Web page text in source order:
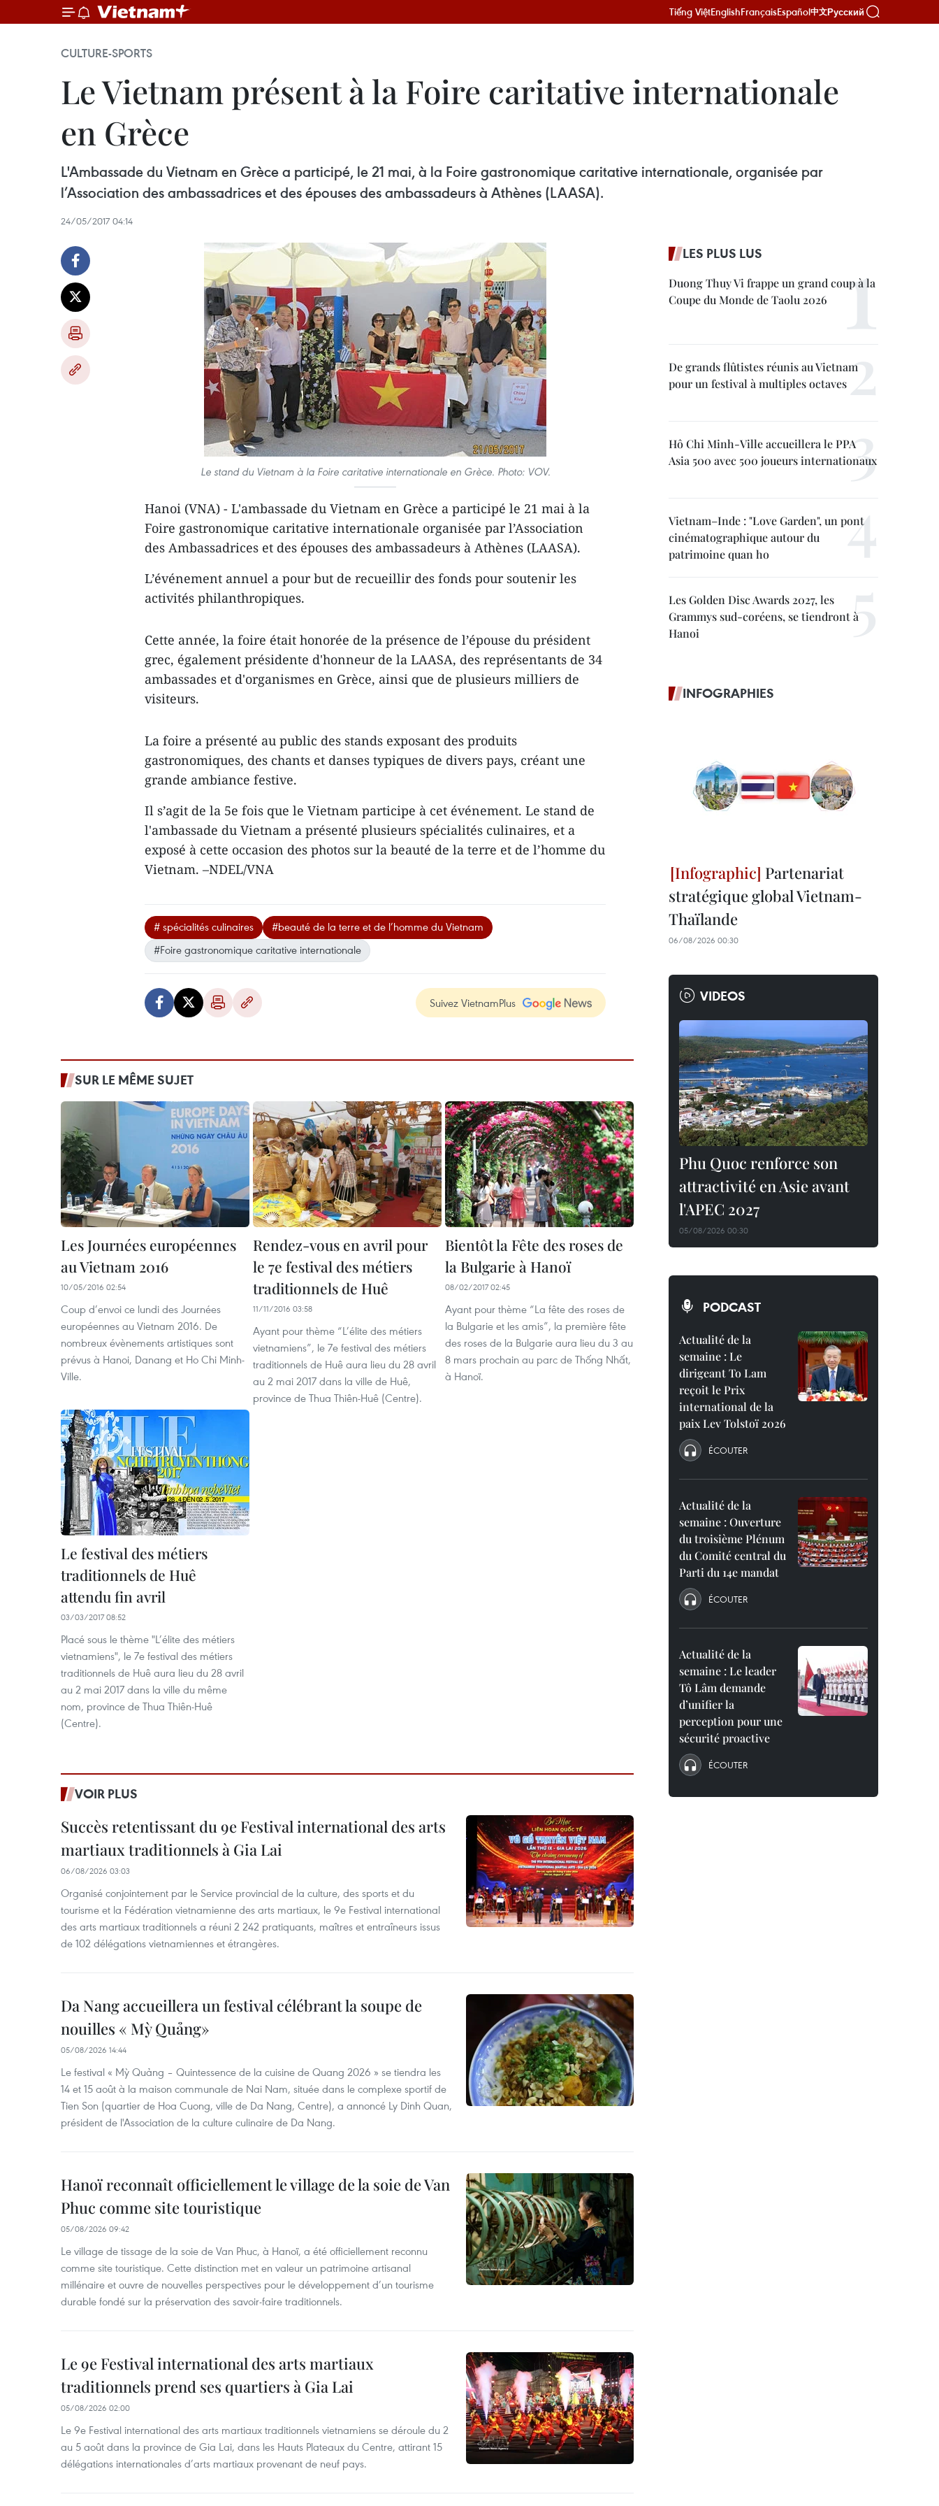
Tiếng ViệtEnglishFrançaisEspañol中文Русский
CULTURE-SPORTS
Le Vietnam présent à la Foire caritative internationale
en Grèce
L'Ambassade du Vietnam en Grèce a participé, le 21 mai, à la Foire gastronomique caritative internationale, organisée par
l’Association des ambassadrices et des épouses des ambassadeurs à Athènes (LAASA).
24/05/2017 04:14
Le stand du Vietnam à la Foire caritative internationale en Grèce. Photo: VOV.
Hanoi (VNA) - L'ambassade du Vietnam en Grèce a participé le 21 mai à la
Foire gastronomique caritative internationale organisée par l’Association
des Ambassadrices et des épouses des ambassadeurs à Athènes (LAASA).
L’événement annuel a pour but de recueillir des fonds pour soutenir les
activités philanthropiques.
Cette année, la foire ​était honorée de la présence de l’épouse du président
grec, également présidente d'honneur de la LAASA, des représentants de 34
ambassades et d'organismes en Grèce, ainsi que de plusieurs milliers de
visiteurs.
La foire a présenté au public des stands exposant des produits
gastronomiques, des chants et danses typiques de divers pays, créant une
grande ambiance festive.
Il s’agit de la 5e fois que le Vietnam participe à cet événement. Le stand de
l'ambassade du Vietnam a présenté plusieurs spécialités culinaires, et a
exposé à cette occasion des photos sur la beauté de la terre et de l’homme du
Vietnam. –NDEL/VNA
# spécialités culinaires
#beauté de la terre et de l’homme du Vietnam
#Foire gastronomique caritative internationale
Suivez VietnamPlus
SUR LE MÊME SUJET
Les Journées européennes
au Vietnam 2016
10/05/2016 02:54
Coup d’envoi ce lundi des Journées
européennes au Vietnam 2016. De
nombreux évènements artistiques sont
prévus à Hano​i, Danang et Ho Chi Minh-​
Ville.
Rendez-vous en avril pour
le 7e festival des métiers
traditionnels de Huê
11/11/2016 03:58
Ayant pour thème “L’élite des métiers
vietnamiens”, le 7e festival des métiers
traditionnels de Huê aura lieu du 28 avril
au 2 mai 2017 dans la ville de Huê,
province de Thua Thiên-Huê (Centre).
Bientôt la Fête des roses de
la Bulgarie à Hanoï
08/02/2017 02:45
Ayant pour thème “La fête des roses de
la Bulgarie et les amis”, la première fête
des roses de la Bulgarie aura lieu du 3 au
8 mars prochain au parc de Thống Nhất,
à Hanoï.
Le festival des métiers
traditionnels de Huê
attendu fin avril
03/03/2017 08:52
Placé sous le thème "L’élite des métiers
vietnamiens", le 7e festival des métiers
traditionnels de Huê aura lieu du 28 avril
au 2 mai 2017 dans la ville du même
nom, province de Thua Thiên-Huê
(Centre).
VOIR PLUS
Succès retentissant du 9e Festival international des arts
martiaux traditionnels à Gia Lai
06/08/2026 03:03
Organisé conjointement par le Service provincial de la culture, des sports et du
tourisme et la Fédération vietnamienne des arts martiaux, le 9e Festival international
des arts martiaux traditionnels a réuni 2 242 pratiquants, maîtres et entraîneurs issus
de 102 délégations vietnamiennes et étrangères.
Da Nang accueillera un festival célébrant la soupe de
nouilles « Mỳ Quảng»
05/08/2026 14:44
Le festival « Mỳ Quảng – Quintessence de la cuisine de Quang 2026 » se tiendra les
14 et 15 août à la maison communale de Nai Nam, située dans le complexe sportif de
Tien Son (quartier de Hoa Cuong, ville de Da Nang, Centre), a annoncé Ly Dinh Quan,
président de l'Association de la culture culinaire de Da Nang.
Hanoï reconnaît officiellement le village de la soie de Van
Phuc comme site touristique
05/08/2026 09:42
Le village de tissage de la soie de Van Phuc, à Hanoï, a été officiellement reconnu
comme site touristique. Cette distinction met en valeur un patrimoine artisanal
millénaire et ouvre de nouvelles perspectives pour le développement d’un tourisme
durable fondé sur la préservation des savoir-faire traditionnels.
Le 9e Festival international des arts martiaux
traditionnels prend ses quartiers à Gia Lai
05/08/2026 02:00
Le 9e Festival international des arts martiaux traditionnels vietnamiens se déroule du 2
au 5 août dans la province de Gia Lai, dans les Hauts Plateaux du Centre, attirant 15
délégations internationales d’arts martiaux provenant de neuf pays.
LES PLUS LUS
Duong Thuy Vi frappe un grand coup à la
Coupe du Monde de Taolu 2026
De grands flûtistes réunis au Vietnam
pour un festival à multiples octaves
Hô Chi Minh-Ville accueillera le PPA
Asia 500 avec 500 joueurs internationaux
Vietnam–Inde : "Love Garden", un pont
cinématographique autour du
patrimoine quan ho
Les Golden Disc Awards 2027, les
Grammys sud-coréens, se tiendront à
Hanoi
INFOGRAPHIES
Partenariat
stratégique global Vietnam-
Thaïlande
06/08/2026 00:30
VIDEOS
Phu Quoc renforce son
attractivité en Asie avant
l'APEC 2027
05/08/2026 00:30
PODCAST
Actualité de la
semaine : Le
dirigeant To Lam
reçoit le Prix
international de la
paix Lev Tolstoï 2026
ÉCOUTER
Actualité de la
semaine : Ouverture
du troisième Plénum
du Comité central du
Parti du 14e mandat
ÉCOUTER
Actualité de la
semaine : Le leader
Tô Lâm demande
d’unifier la
perception pour une
sécurité proactive
ÉCOUTER